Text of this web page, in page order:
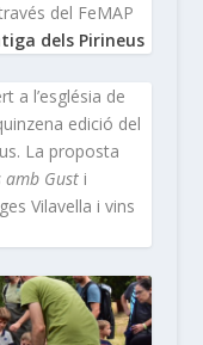
del FeMAP
dels Pirineus
a l’església de
edició del
La proposta
amb Gusti
Vilavella i vins